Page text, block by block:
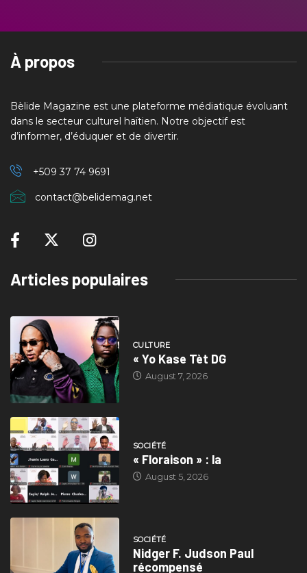
À propos
Bèlide Magazine est une plateforme médiatique évoluant
dans le secteur culturel haïtien. Notre objectif est
d’informer, d’éduquer et de divertir.
+509 37 74 9691
contact@belidemag.net
Articles populaires
CULTURE
« Yo Kase Tèt DG
August 7, 2026
SOCIÉTÉ
« Floraison » : la
August 5, 2026
SOCIÉTÉ
Nidger F. Judson Paul
récompensé